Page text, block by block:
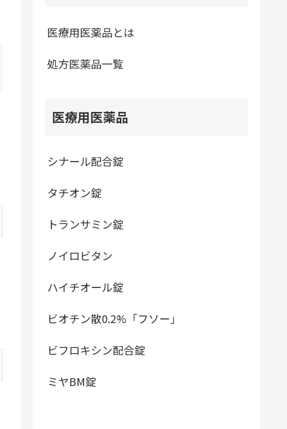
医療用医薬品とは
処方医薬品一覧
医療用医薬品
シナール配合錠
タチオン錠
トランサミン錠
ノイロビタン
ハイチオール錠
ビオチン散0.2%「フソー」
ビフロキシン配合錠
ミヤBM錠